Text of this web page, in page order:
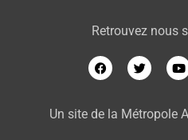
Retrouvez nous
Un site de la Métropole